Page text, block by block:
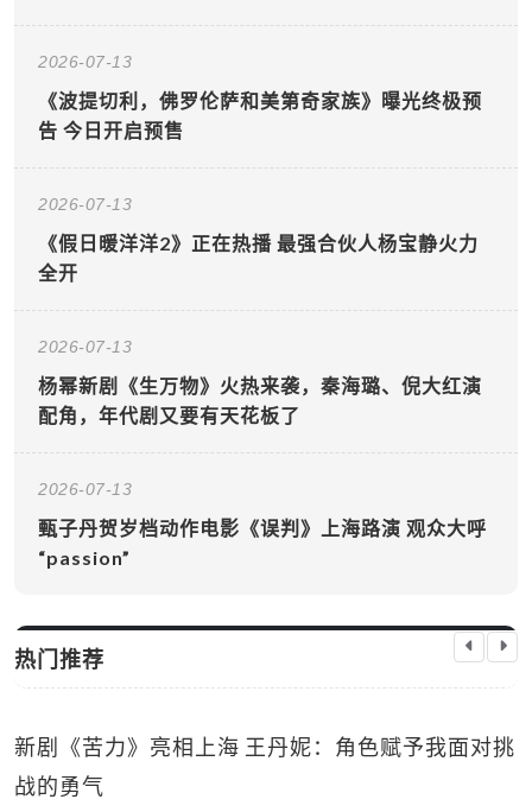
2026-07-13
《波提切利，佛罗伦萨和美第奇家族》曝光终极预
告 今日开启预售
2026-07-13
《假日暖洋洋2》正在热播 最强合伙人杨宝静火力
全开
2026-07-13
杨幂新剧《生万物》火热来袭，秦海璐、倪大红演
配角，年代剧又要有天花板了
2026-07-13
甄子丹贺岁档动作电影《误判》上海路演 观众大呼
“passion”
热门推荐
生活娱乐
新剧《苦力》亮相上海 王丹妮：角色赋予我面对挑
战的勇气